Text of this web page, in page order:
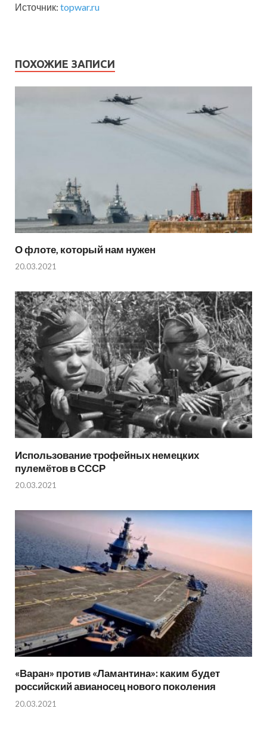
Источник: topwar.ru
ПОХОЖИЕ ЗАПИСИ
О флоте, который нам нужен
20.03.2021
Использование трофейных немецких
пулемётов в СССР
20.03.2021
«Варан» против «Ламантина»: каким будет
российский авианосец нового поколения
20.03.2021